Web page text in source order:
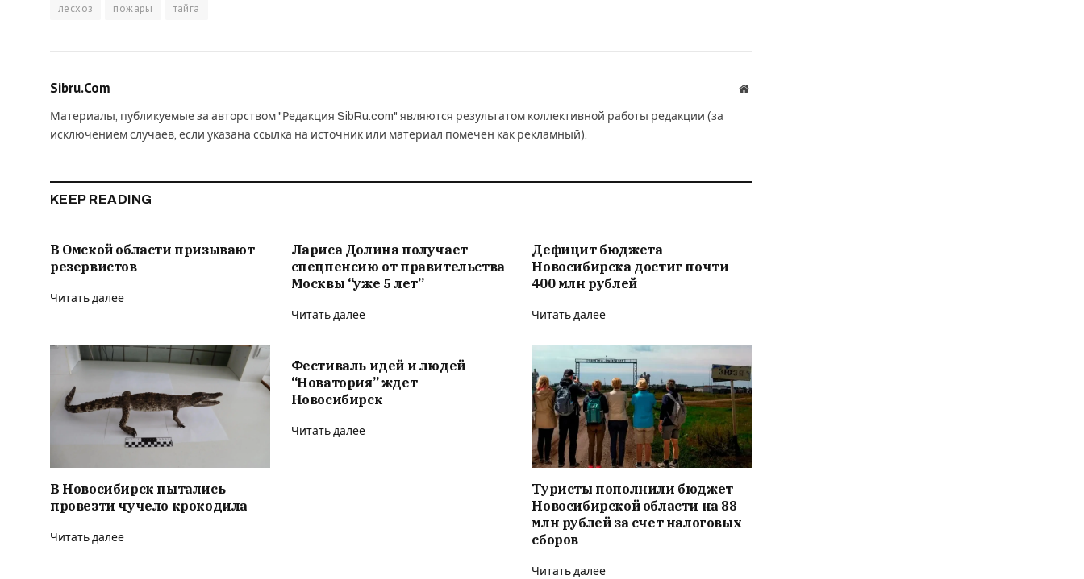
лесхоз пожары тайга
Sibru.Com Website
Материалы, публикуемые за авторством "Редакция SibRu.com" являются результатом коллективной работы редакции (за
исключением случаев, если указана ссылка на источник или материал помечен как рекламный).
KEEP READING
В Омской области призывают
резервистов
Читать далее
Лариса Долина получает
спецпенсию от правительства
Москвы “уже 5 лет”
Читать далее
Дефицит бюджета
Новосибирска достиг почти
400 млн рублей
Читать далее
В Новосибирск пытались
провезти чучело крокодила
Читать далее
Фестиваль идей и людей
“Новатория” ждет
Новосибирск
Читать далее
Туристы пополнили бюджет
Новосибирской области на 88
млн рублей за счет налоговых
сборов
Читать далее